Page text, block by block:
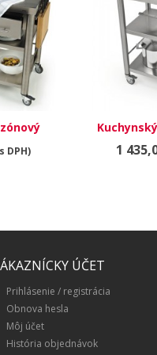
DPH) 1
ÚČET
Prihlásenie / registrácia
Obnova hesla
Môj účet
História objednávok